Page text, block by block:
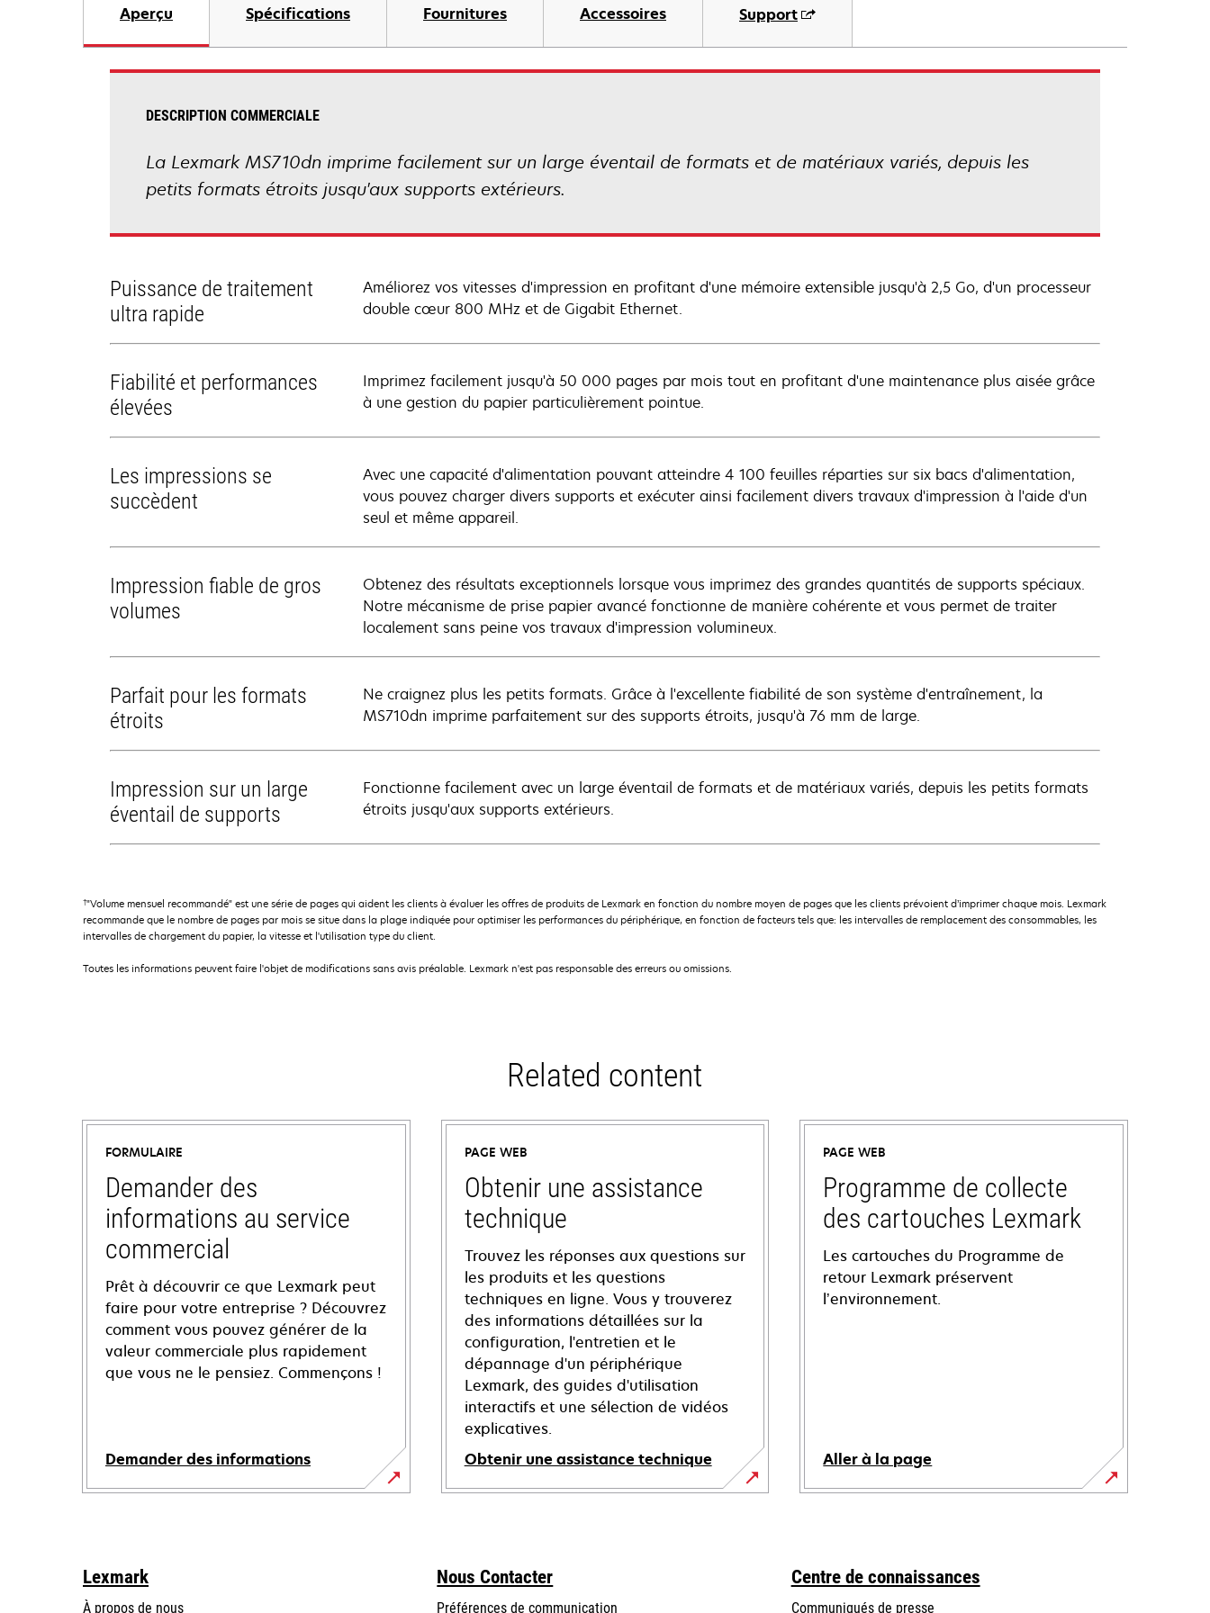
Aperçu Spécifications Fournitures Accessoires Support
DESCRIPTION COMMERCIALE
La Lexmark MS710dn imprime facilement sur un large éventail de formats et de matériaux variés, depuis les
petits formats étroits jusqu'aux supports extérieurs.
Puissance de traitement
ultra rapide
Améliorez vos vitesses d'impression en profitant d'une mémoire extensible jusqu'à 2,5 Go, d'un processeur
double cœur 800 MHz et de Gigabit Ethernet.
Fiabilité et performances
élevées
Imprimez facilement jusqu'à 50 000 pages par mois tout en profitant d'une maintenance plus aisée grâce
à une gestion du papier particulièrement pointue.
Les impressions se
succèdent
Avec une capacité d'alimentation pouvant atteindre 4 100 feuilles réparties sur six bacs d'alimentation,
vous pouvez charger divers supports et exécuter ainsi facilement divers travaux d'impression à l'aide d'un
seul et même appareil.
Impression fiable de gros
volumes
Obtenez des résultats exceptionnels lorsque vous imprimez des grandes quantités de supports spéciaux.
Notre mécanisme de prise papier avancé fonctionne de manière cohérente et vous permet de traiter
localement sans peine vos travaux d'impression volumineux.
Parfait pour les formats
étroits
Ne craignez plus les petits formats. Grâce à l'excellente fiabilité de son système d'entraînement, la
MS710dn imprime parfaitement sur des supports étroits, jusqu'à 76 mm de large.
Impression sur un large
éventail de supports
Fonctionne facilement avec un large éventail de formats et de matériaux variés, depuis les petits formats
étroits jusqu'aux supports extérieurs.
†"Volume mensuel recommandé" est une série de pages qui aident les clients à évaluer les offres de produits de Lexmark en fonction du nombre moyen de pages que les clients prévoient d’imprimer chaque mois. Lexmark
recommande que le nombre de pages par mois se situe dans la plage indiquée pour optimiser les performances du périphérique, en fonction de facteurs tels que: les intervalles de remplacement des consommables, les
intervalles de chargement du papier, la vitesse et l'utilisation type du client.
Toutes les informations peuvent faire l'objet de modifications sans avis préalable. Lexmark n'est pas responsable des erreurs ou omissions.
Related content
FORMULAIRE
Demander des
informations au service
commercial
Prêt à découvrir ce que Lexmark peut
faire pour votre entreprise ? Découvrez
comment vous pouvez générer de la
valeur commerciale plus rapidement
que vous ne le pensiez. Commençons !
Demander des informations
PAGE WEB
Obtenir une assistance
technique
Trouvez les réponses aux questions sur
les produits et les questions
techniques en ligne. Vous y trouverez
des informations détaillées sur la
configuration, l'entretien et le
dépannage d'un périphérique
Lexmark, des guides d'utilisation
interactifs et une sélection de vidéos
explicatives.
Obtenir une assistance technique
s’ouvre
onglet
PAGE WEB
Programme de collecte
des cartouches Lexmark
Les cartouches du Programme de
retour Lexmark préservent
l’environnement.
Aller à la page
Lexmark
À propos de nous
Nous Contacter
Préférences de communication
Centre de connaissances
Communiqués de presse